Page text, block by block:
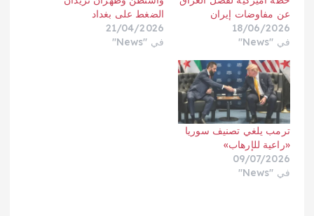
عن مفاوضات إيران
18/06/2026
في "News"
الضغط على بغداد
21/04/2026
في "News"
ترمب يلغي تصنيف سوريا
«راعية للإرهاب»
09/07/2026
في "News"